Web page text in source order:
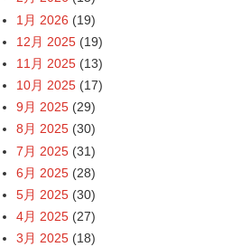
1月 2026 (19)
12月 2025 (19)
11月 2025 (13)
10月 2025 (17)
9月 2025 (29)
8月 2025 (30)
7月 2025 (31)
6月 2025 (28)
5月 2025 (30)
4月 2025 (27)
3月 2025 (18)